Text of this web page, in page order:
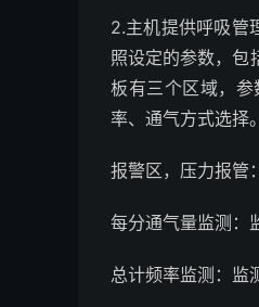
2.主机提供呼吸管
照设定的参数，包
板有三个区域，
率、通气方式选择
报警区，压力报管
每分通气量监测：
总计频率监测：监